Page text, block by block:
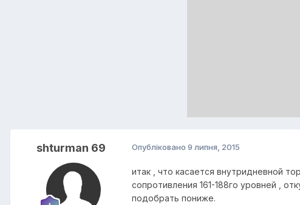
shturman 69 Опубліковано 9 липня, 2015
итак , что касается внутридневной
сопротивления 161-188го уровней ,
подобрать пониже.